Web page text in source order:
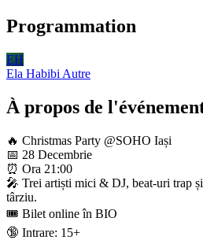
Programmation
EH
Ela Habibi Autre
À propos de
🔥 Christmas Party @SOHO Iași
📅 28 Decembrie
⏰ Ora 21:00
🎤 Trei artiști mici & DJ, beat-uri trap și
târziu.
🎟️ Bilet online în BIO
🔞 Intrare: 15+